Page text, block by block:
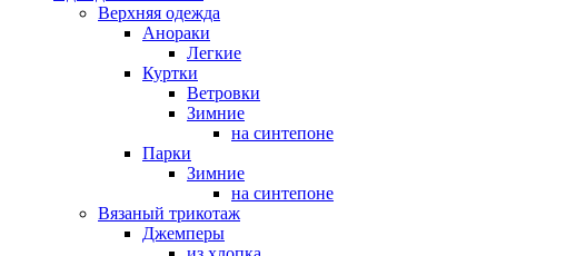
Верхняя одежда
Анораки
Легкие
Куртки
Ветровки
Зимние
на синтепоне
Парки
Зимние
на синтепоне
Вязаный трикотаж
Джемперы